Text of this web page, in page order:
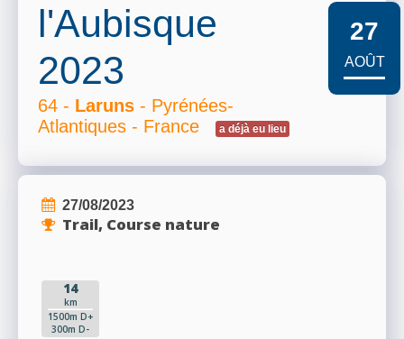
l'Aubisque
2023
64 - Laruns - Pyrénées-
Atlantiques - France
a déjà eu lieu
27
AOÛT
27/08/2023
Trail, Course nature
14
km
1500m D+
300m D-